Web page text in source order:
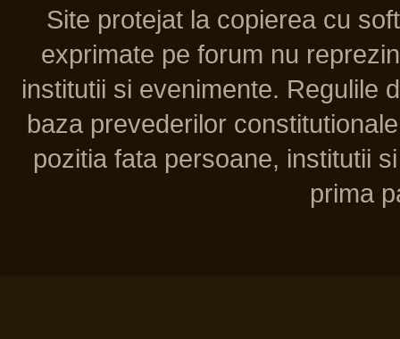
Site protejat la copierea cu
exprimate pe forum nu
institutii si evenimente. Regulile
baza prevederilor
pozitia fata persoane, institutii
prima